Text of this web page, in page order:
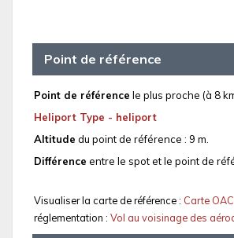
Point de référence
Point de référence le plus proche (à 8
Heliport Type - heliport
Altitude du point de référence : 9 m.
Différence entre le spot et le point de
Visualiser la carte de référence : Carte
réglementation : Vol au voisinage des